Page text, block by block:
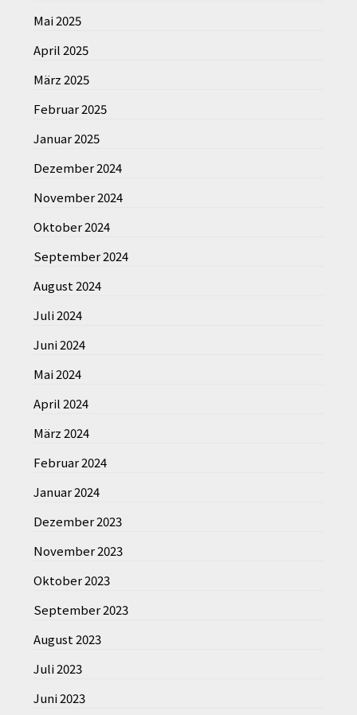
Mai 2025
April 2025
März 2025
Februar 2025
Januar 2025
Dezember 2024
November 2024
Oktober 2024
September 2024
August 2024
Juli 2024
Juni 2024
Mai 2024
April 2024
März 2024
Februar 2024
Januar 2024
Dezember 2023
November 2023
Oktober 2023
September 2023
August 2023
Juli 2023
Juni 2023